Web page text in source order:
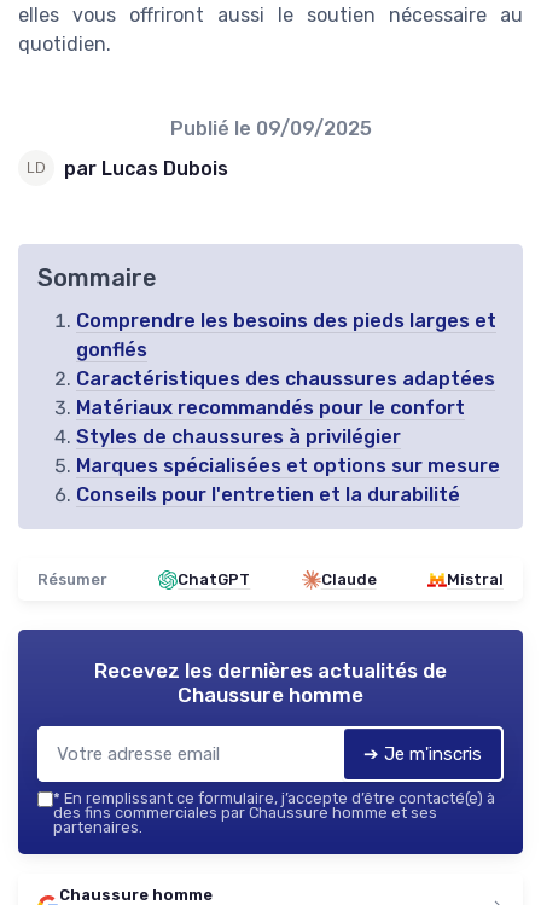
elles vous offriront aussi le soutien nécessaire au
quotidien.
Publié le 09/09/2025
par Lucas Dubois
Sommaire
Comprendre les besoins des pieds larges et
gonflés
Caractéristiques des chaussures adaptées
Matériaux recommandés pour le confort
Styles de chaussures à privilégier
Marques spécialisées et options sur mesure
Conseils pour l'entretien et la durabilité
Résumer ChatGPT Claude Mistral
Recevez les dernières actualités de
Chaussure homme
➔ Je m'inscris
* En remplissant ce formulaire, j’accepte d’être contacté(e) à
des fins commerciales par Chaussure homme et ses
partenaires.
Chaussure homme